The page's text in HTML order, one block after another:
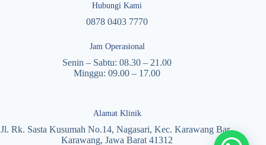
Hubungi Kami
0878 0403 7770
Jam Operasional
Senin – Sabtu: 08.30 – 21.00
Minggu: 09.00 – 17.00
Alamat Klinik
Jl. Rk. Sasta Kusumah No.14, Nagasari, Kec. Karawang Bar.,
Karawang, Jawa Barat 41312